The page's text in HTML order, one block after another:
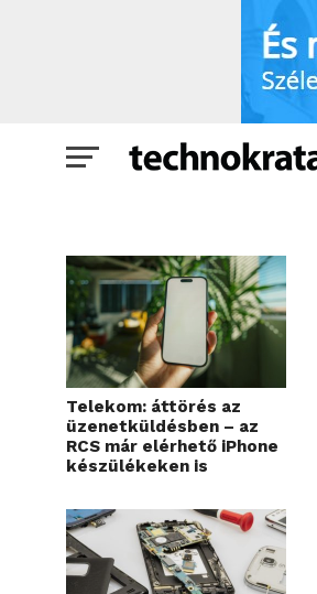
Kecskére bízta az
Telekom: áttörés az
üzenetküldésben – az
RCS már elérhető iPhone
készülékeken is